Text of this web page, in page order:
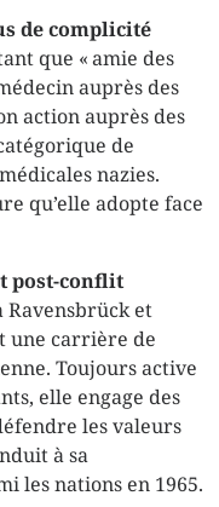
de complicité
que « amie des
auprès des
action auprès des
de
nazies.
qu’elle adopte face
post-conflit
et
une carrière de
Toujours active
elle engage des
les valeurs
à sa
les nations en 1965.